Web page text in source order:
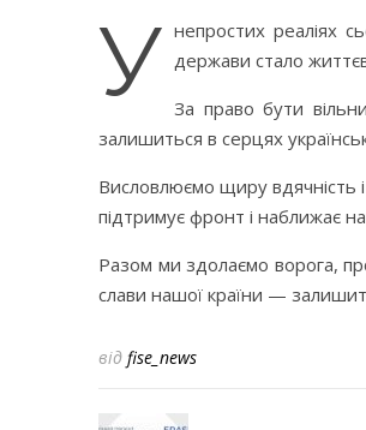
У непростих реаліях
держави стало
За право бути
залишиться в серцях
Висловлюємо щиру вдячність
підтримує фронт і наближає
Разом ми здолаємо ворога,
слави нашої країни —
від fise_news